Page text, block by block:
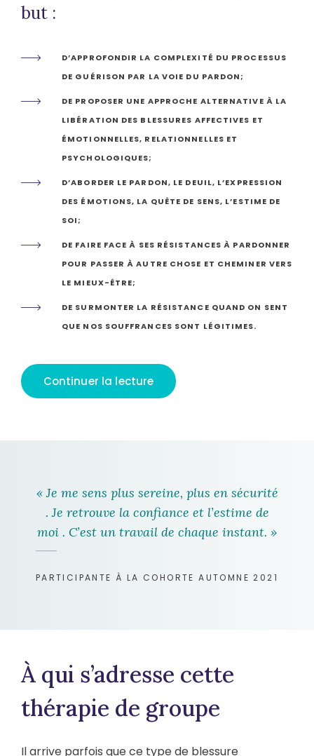
but :
D’APPROFONDIR LA COMPLEXITÉ DU PROCESSUS
DE GUÉRISON PAR LA VOIE DU PARDON;
DE PROPOSER UNE APPROCHE ALTERNATIVE À LA
LIBÉRATION DES BLESSURES AFFECTIVES ET
ÉMOTIONNELLES, RELATIONNELLES ET
PSYCHOLOGIQUES;
D’ABORDER LE PARDON, LE DEUIL, L’EXPRESSION
DES ÉMOTIONS, LA QUÊTE DE SENS, L’ESTIME DE
SOI;
DE FAIRE FACE À SES RÉSISTANCES À PARDONNER
POUR PASSER À AUTRE CHOSE ET CHEMINER VERS
LE MIEUX-ÊTRE;
DE SURMONTER LA RÉSISTANCE QUAND ON SENT
QUE NOS SOUFFRANCES SONT LÉGITIMES.
Continuer la lecture
« Je me sens plus sereine, plus en sécurité
. Je retrouve la confiance et l’estime de
moi . C’est un travail de chaque instant. »
PARTICIPANTE À LA COHORTE AUTOMNE 2021
À qui s’adresse cette
thérapie de groupe
Il arrive parfois que ce type de blessure